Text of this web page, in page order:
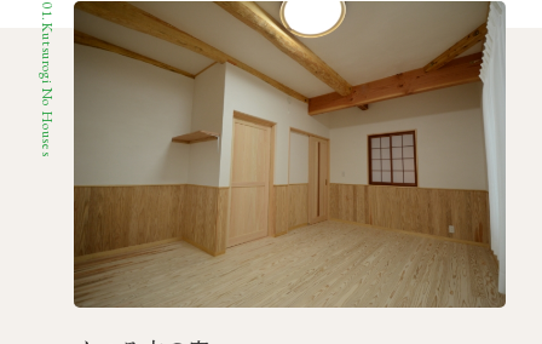
01.Kutsurogi No Houses